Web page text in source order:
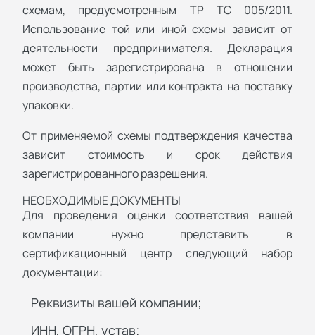
схемам, предусмотренным ТР ТС 005/2011.
Использование той или иной схемы зависит от
деятельности предпринимателя. Декларация
может быть зарегистрирована в отношении
производства, партии или контракта на поставку
упаковки.
От применяемой схемы подтверждения качества
зависит стоимость и срок действия
зарегистрированного разрешения.
НЕОБХОДИМЫЕ ДОКУМЕНТЫ
Для проведения оценки соответствия вашей
компании нужно представить в
сертификационный центр следующий набор
документации:
Реквизиты вашей компании;
ИНН, ОГРН, устав;